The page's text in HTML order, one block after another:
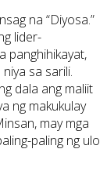
na “Diyosa.”
lider-
panghihikayat,
sa sarili.
dala ang maliit
ng makukulay
may mga
paling ng ulo